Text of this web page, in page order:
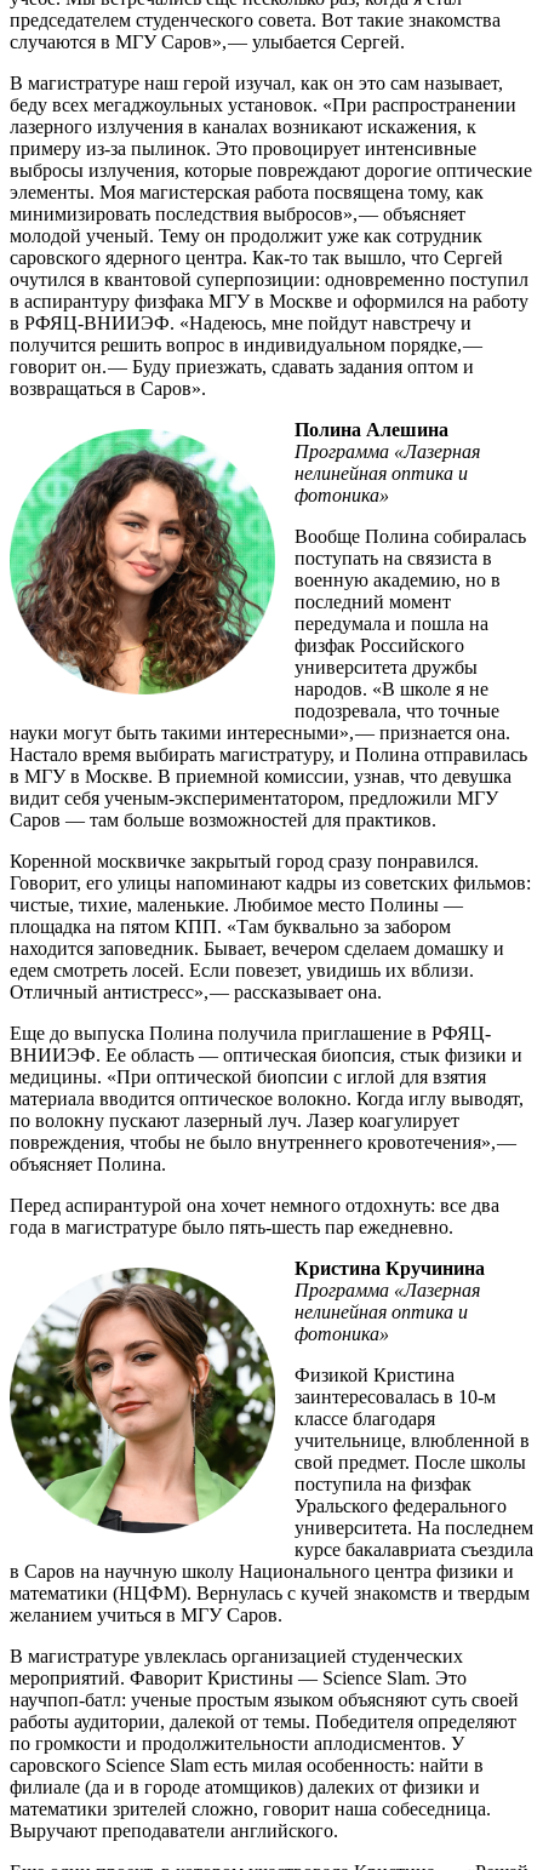
председателем студенческого совета. Вот такие знакомства
случаются в МГУ Саров», — ​улыбается Сергей.
В магистратуре наш герой изучал, как он это сам называет,
беду всех мегаджоульных установок. «При распространении
лазерного излучения в каналах возникают искажения, к
примеру из-за пылинок. Это провоцирует интенсивные
выбросы излучения, которые повреждают дорогие оптические
элементы. Моя магистерская работа посвящена тому, как
минимизировать последствия выбросов», — ​объясняет
молодой ученый. Тему он продолжит уже как сотрудник
саровского ядерного центра. Как-то так вышло, что Сергей
очутился в квантовой суперпозиции: одновременно поступил
в аспирантуру физфака МГУ в Москве и оформился на работу
в РФЯЦ-ВНИИЭФ. «Надеюсь, мне пойдут навстречу и
получится решить вопрос в индивидуальном порядке, — ​
говорит он. — ​Буду приезжать, сдавать задания оптом и
возвращаться в Саров».
Полина Алешина
Программа «Лазерная
нелинейная оптика и
фотоника»
Вообще Полина собиралась
поступать на связиста в
военную академию, но в
последний момент
передумала и пошла на
физфак Российского
университета дружбы
народов. «В школе я не
подозревала, что точные
науки могут быть такими интересными», — ​признается она.
Настало время выбирать магистратуру, и Полина отправилась
в МГУ в Москве. В приемной комиссии, узнав, что девушка
видит себя ученым-­экспериментатором, предложили МГУ
Саров — ​там больше возможностей для практиков.
Коренной москвичке закрытый город сразу понравился.
Говорит, его улицы напоминают кадры из советских фильмов:
чистые, тихие, маленькие. Любимое место Полины — ​
площадка на пятом КПП. «Там буквально за забором
находится заповедник. Бывает, вечером сделаем домашку и
едем смотреть лосей. Если повезет, увидишь их вблизи.
Отличный антистресс», — рассказывает она.
Еще до выпуска Полина получила приглашение в РФЯЦ-
ВНИИЭФ. Ее область — ​оптическая биопсия, стык физики и
медицины. «При оптической биопсии с иглой для взятия
материала вводится оптическое волокно. Когда иглу выводят,
по волокну пускают лазерный луч. Лазер коагулирует
повреждения, чтобы не было внутреннего кровотечения», — ​
объясняет Полина.
Перед аспирантурой она хочет немного отдохнуть: все два
года в магистратуре было пять-шесть пар ежедневно.
Кристина Кручинина
Программа «Лазерная
нелинейная оптика и
фотоника»
Физикой Кристина
заинтересовалась в 10‑м
классе благодаря
учительнице, влюбленной в
свой предмет. После школы
поступила на физфак
Уральского федерального
университета. На последнем
курсе бакалавриата съездила
в Саров на научную школу Национального центра физики и
математики (НЦФМ). Вернулась с кучей знакомств и твердым
желанием учиться в МГУ Саров.
В магистратуре увлеклась организацией студенческих
мероприятий. Фаворит Кристины — ​Science Slam. Это
научпоп-батл: ученые простым языком объясняют суть своей
работы аудитории, далекой от темы. Победителя определяют
по громкости и продолжительности аплодисментов. У
саровского Science Slam есть милая особенность: найти в
филиале (да и в городе атомщиков) далеких от физики и
математики зрителей сложно, говорит наша собеседница.
Выручают преподаватели английского.